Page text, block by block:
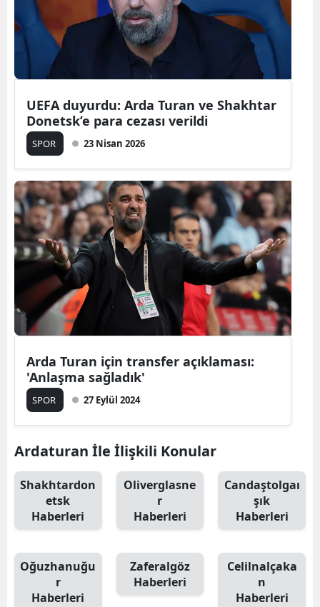
Hatay
Isparta
Mersin
İstanbul
Kars
Kastamonu
Kayseri
Kırklareli
Kırşehir
Kocaeli
Kahramanmaraş
Mardin
Muğla
Nevşehir
UEFA duyurdu: Arda Turan ve Shakhtar
Donetsk’e para cezası verildi
SPOR 23 Nisan 2026
Arda Turan için transfer açıklaması:
'Anlaşma sağladık'
SPOR 27 Eylül 2024
Ardaturan İle İlişkili Konular
Shakhtardon
etsk
Haberleri
Oliverglasne
r
Haberleri
Candaştolgaı
şık
Haberleri
Oğuzhanuğu
r
Haberleri
Zaferalgöz
Haberleri
Celilnalçaka
n
Haberleri